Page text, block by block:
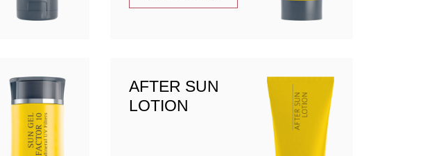
AFTER SUN
LOTION